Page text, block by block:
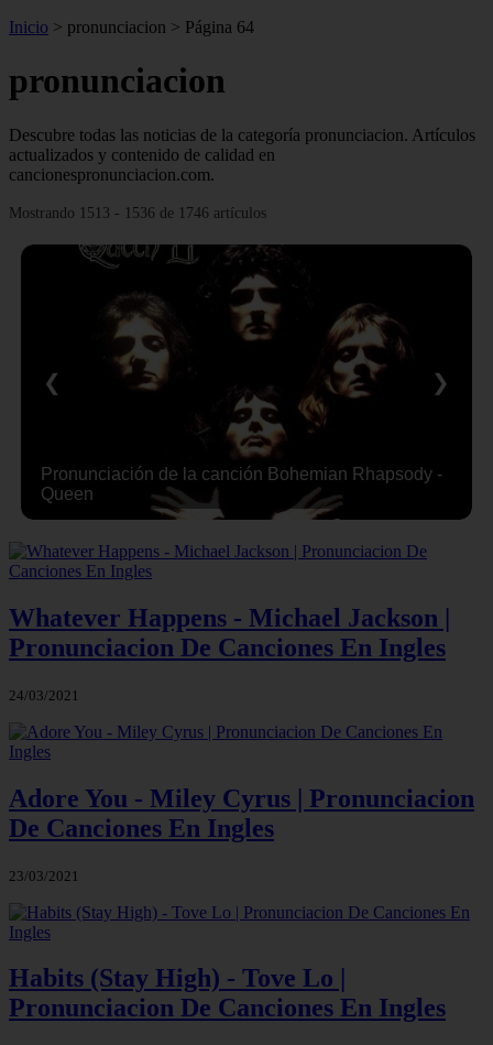
Inicio > pronunciacion > Página 64
pronunciacion
Descubre todas las noticias de la categoría pronunciacion. Artículos
actualizados y contenido de calidad en
cancionespronunciacion.com.
Mostrando 1513 - 1536 de 1746 artículos
Pronunciación de la canción Bohemian Rhapsody -
Queen
❮ ❯
Whatever Happens - Michael Jackson |
Pronunciacion De Canciones En Ingles
24/03/2021
Adore You - Miley Cyrus | Pronunciacion
De Canciones En Ingles
23/03/2021
Habits (Stay High) - Tove Lo |
Pronunciacion De Canciones En Ingles